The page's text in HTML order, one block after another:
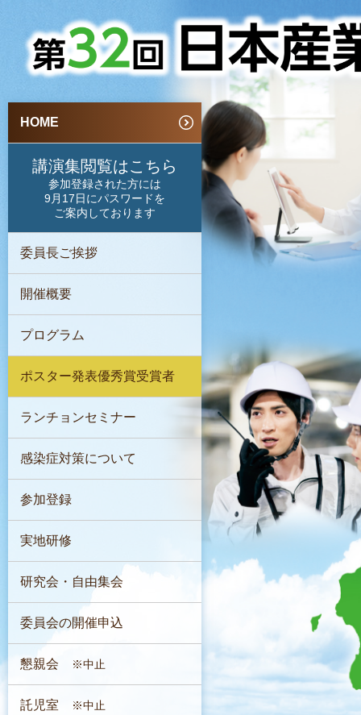
HOME
講演集閲覧はこちら
参加登録された方には
9月17日にパスワードを
ご案内しております
委員長ご挨拶
開催概要
プログラム
ポスター発表優秀賞受賞者
ランチョンセミナー
感染症対策について
参加登録
実地研修
研究会・自由集会
委員会の開催申込
懇親会 ※中止
託児室 ※中止